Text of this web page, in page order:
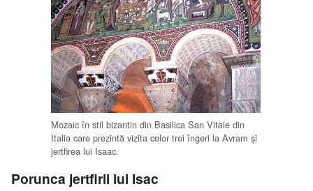
Mozaic în stil bizantin din Basilica San Vitale din
Italia care prezintă vizita celor trei îngeri la Avram şi
jertfirea lui Isaac.
Porunca jertfirii lui Isac